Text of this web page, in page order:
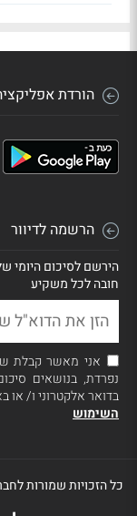
הורדת
הרשמה לדיוור
הירשם לסיכום היומי
חובה לכל משקיע
אני מאשר קבלת
נפרדת, בנושאים
בדואר אלקטרוני ו/ או
השימוש
כל הזכויות שמורות